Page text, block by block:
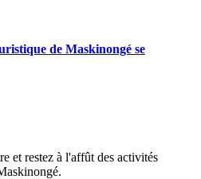
de Maskinongé se
et restez à l'affût des activités